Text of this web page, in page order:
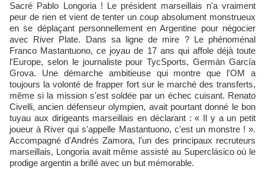
Sacré Pablo Longoria ! Le président marseillais n'a vraiment
peur de rien et vient de tenter un coup absolument monstrueux
en se déplaçant personnellement en Argentine pour négocier
avec River Plate. Dans sa ligne de mire ? Le phénoménal
Franco Mastantuono, ce joyau de 17 ans qui affole déjà toute
l'Europe, selon le journaliste pour TycSports, Germán García
Grova. Une démarche ambitieuse qui montre que l'OM a
toujours la volonté de frapper fort sur le marché des transferts,
même si la mission s'est soldée par un échec cuisant. Renato
Civelli, ancien défenseur olympien, avait pourtant donné le bon
tuyau aux dirigeants marseillais en déclarant : « Il y a un petit
joueur à River qui s'appelle Mastantuono, c'est un monstre ! ».
Accompagné d'Andrés Zamora, l'un des principaux recruteurs
marseillais, Longoria avait même assisté au Superclásico où le
prodige argentin a brillé avec un but mémorable.